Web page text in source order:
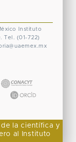
Instituto
Tel. (01-722)
la científica y
al Instituto